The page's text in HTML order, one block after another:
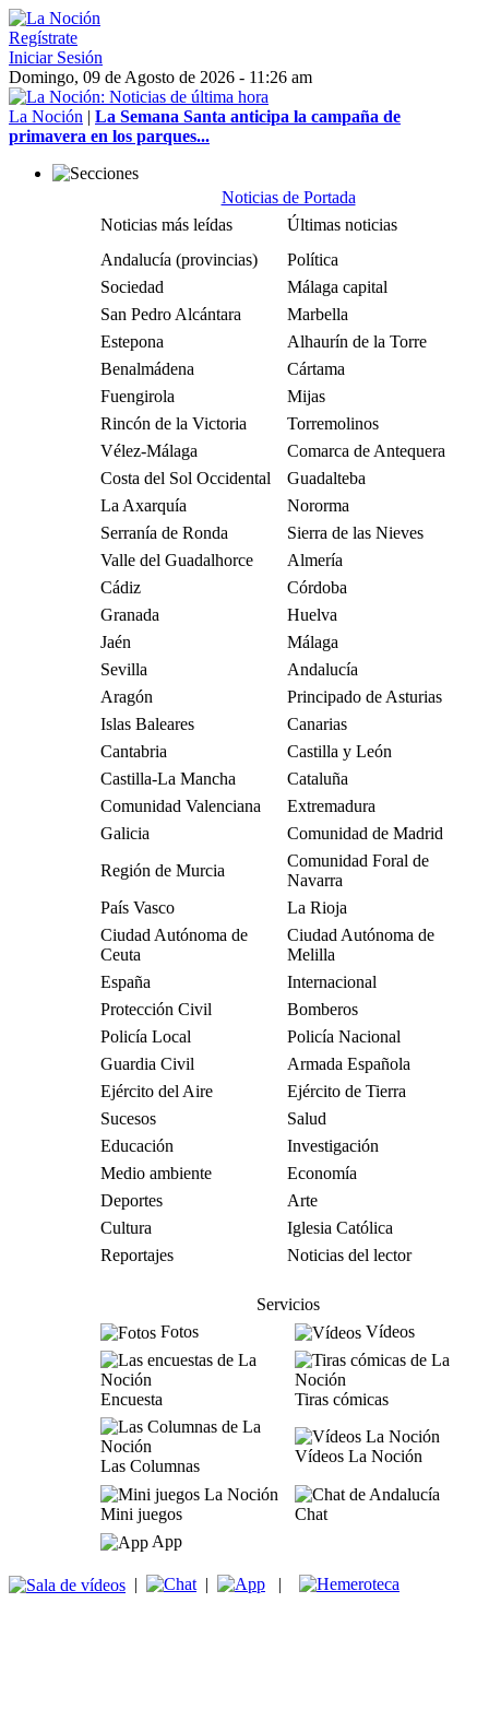
Regístrate
Iniciar Sesión
Domingo, 09 de Agosto de 2026 - 11:26 am
La Noción | La Semana Santa anticipa la campaña de
primavera en los parques...
Noticias de Portada
Noticias más leídas
Últimas noticias
Andalucía (provincias)
Política
Sociedad
Málaga capital
San Pedro Alcántara
Marbella
Estepona
Alhaurín de la Torre
Benalmádena
Cártama
Fuengirola
Mijas
Rincón de la Victoria
Torremolinos
Vélez-Málaga
Comarca de Antequera
Costa del Sol Occidental
Guadalteba
La Axarquía
Nororma
Serranía de Ronda
Sierra de las Nieves
Valle del Guadalhorce
Almería
Cádiz
Córdoba
Granada
Huelva
Jaén
Málaga
Sevilla
Andalucía
Aragón
Principado de Asturias
Islas Baleares
Canarias
Cantabria
Castilla y León
Castilla-La Mancha
Cataluña
Comunidad Valenciana
Extremadura
Galicia
Comunidad de Madrid
Región de Murcia
Comunidad Foral de
Navarra
País Vasco
La Rioja
Ciudad Autónoma de
Ceuta
Ciudad Autónoma de
Melilla
España
Internacional
Protección Civil
Bomberos
Policía Local
Policía Nacional
Guardia Civil
Armada Española
Ejército del Aire
Ejército de Tierra
Sucesos
Salud
Educación
Investigación
Medio ambiente
Economía
Deportes
Arte
Cultura
Iglesia Católica
Reportajes
Noticias del lector
Servicios
Fotos
Vídeos
Encuesta Tiras cómicas
Las Columnas
Vídeos La Noción
Mini juegos
Chat
App
| | |